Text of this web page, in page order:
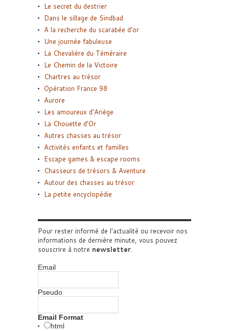
Le secret du destrier
Dans le sillage de Sindbad
A la recherche du scarabée d’or
Une journée fabuleuse
La Chevalière du Téméraire
Le Chemin de la Victoire
Chartres au trésor
Opération France 98
Aurore
Les amoureux d’Ariège
La Chouette d’Or
Autres chasses au trésor
Activités enfants et familles
Escape games & escape rooms
Chasseurs de trésors & Aventure
Autour des chasses au trésor
La petite encyclopédie
Pour rester informé de l'actualité ou recevoir nos
informations de dernière minute, vous pouvez
souscrire à notre newsletter.
Email
Pseudo
Email Format
html